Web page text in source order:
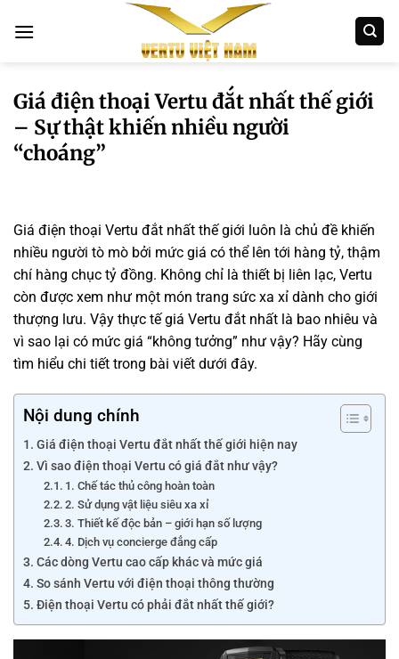
qua
Giá điện thoại Vertu đắt nhất thế giới
– Sự thật khiến nhiều người
“choáng”
Giá điện thoại Vertu đắt nhất thế giới luôn là chủ đề khiến
nhiều người tò mò bởi mức giá có thể lên tới hàng tỷ, thậm
chí hàng chục tỷ đồng. Không chỉ là thiết bị liên lạc, Vertu
còn được xem như một món trang sức xa xỉ dành cho giới
thượng lưu. Vậy thực tế giá Vertu đắt nhất là bao nhiêu và
vì sao lại có mức giá “không tưởng” như vậy? Hãy cùng
tìm hiểu chi tiết trong bài viết dưới đây.
Nội dung chính
Giá điện thoại Vertu đắt nhất thế giới hiện nay
Vì sao điện thoại Vertu có giá đắt như vậy?
1. Chế tác thủ công hoàn toàn
2. Sử dụng vật liệu siêu xa xỉ
3. Thiết kế độc bản – giới hạn số lượng
4. Dịch vụ concierge đẳng cấp
Các dòng Vertu cao cấp khác và mức giá
So sánh Vertu với điện thoại thông thường
Điện thoại Vertu có phải đắt nhất thế giới?